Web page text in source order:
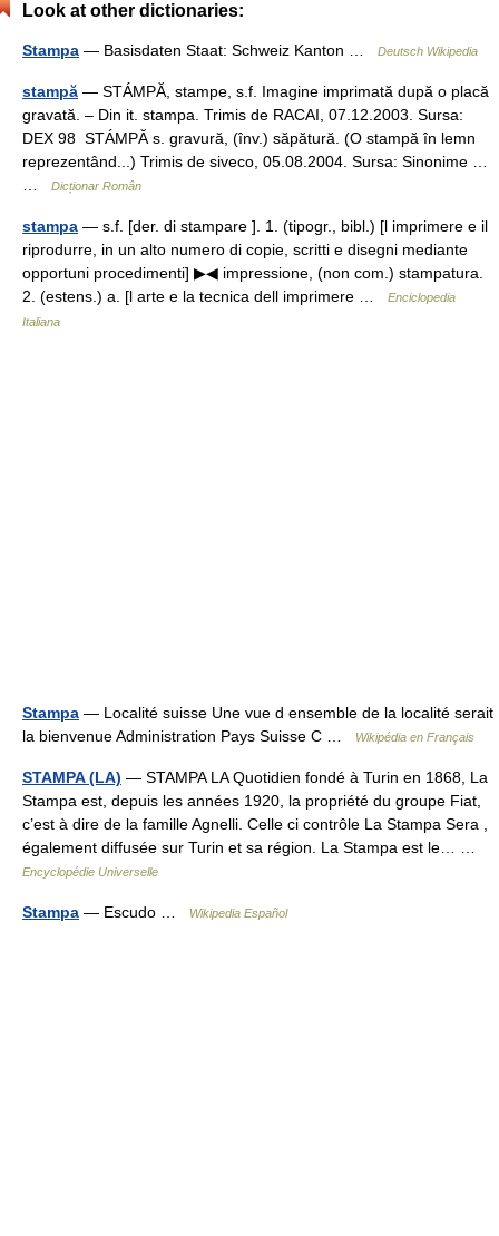
Look at other dictionaries:
Stampa — Basisdaten Staat: Schweiz Kanton … Deutsch Wikipedia
stampă — STÁMPĂ, stampe, s.f. Imagine imprimată după o placă
gravată. – Din it. stampa. Trimis de RACAI, 07.12.2003. Sursa:
DEX 98 STÁMPĂ s. gravură, (înv.) săpătură. (O stampă în lemn
reprezentând...) Trimis de siveco, 05.08.2004. Sursa: Sinonime …
Dicționar Român
stampa — s.f. [der. di stampare ]. 1. (tipogr., bibl.) [l imprimere e il
riprodurre, in un alto numero di copie, scritti e disegni mediante
opportuni procedimenti] ▶◀ impressione, (non com.) stampatura.
2. (estens.) a. [l arte e la tecnica dell imprimere …
Enciclopedia
Italiana
Stampa — Localité suisse Une vue d ensemble de la localité serait
la bienvenue Administration Pays Suisse C …
Wikipédia en Français
STAMPA (LA) — STAMPA LA Quotidien fondé à Turin en 1868, La
Stampa est, depuis les années 1920, la propriété du groupe Fiat,
c’est à dire de la famille Agnelli. Celle ci contrôle La Stampa Sera ,
également diffusée sur Turin et sa région. La Stampa est le… …
Encyclopédie Universelle
Stampa — Escudo … Wikipedia Español